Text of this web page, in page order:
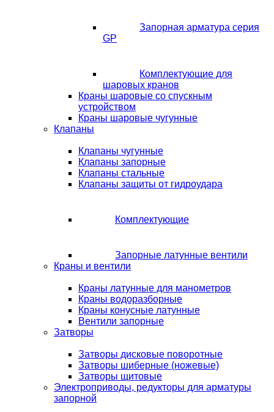
Запорная арматура серия
GP
Комплектующие для
шаровых кранов
Краны шаровые со спускным
устройством
Краны шаровые чугунные
Клапаны
Клапаны чугунные
Клапаны запорные
Клапаны стальные
Клапаны защиты от гидроудара
Комплектующие
Запорные латунные вентили
Краны и вентили
Краны латунные для манометров
Краны водоразборные
Краны конусные латунные
Вентили запорные
Затворы
Затворы дисковые поворотные
Затворы шиберные (ножевые)
Затворы щитовые
Электроприводы, редукторы для арматуры
запорной